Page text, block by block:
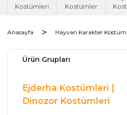
Kostümleri
Kostümler
Anasayfa Hayvan Karakter
Ürün Grupları
Ejderha Kostümleri |
Dinozor Kostümleri